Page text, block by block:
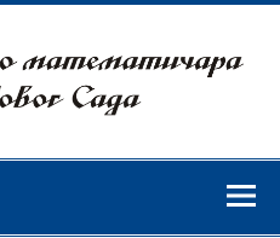
matematičara
Novog Sada